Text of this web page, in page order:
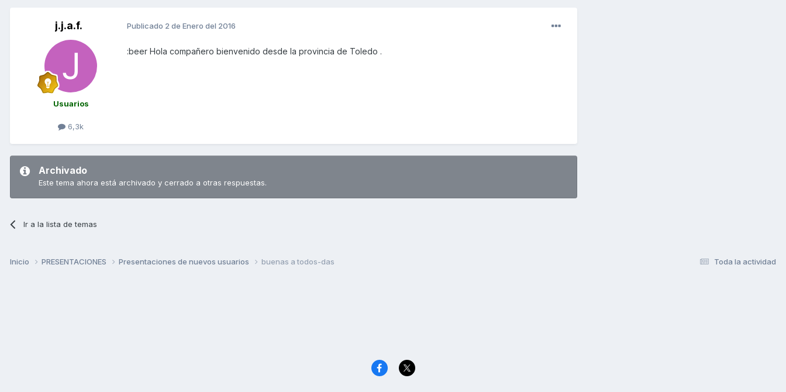
j.j.a.f.
Usuarios
6,3k
Publicado 2 de Enero del 2016
:beer Hola compañero bienvenido desde la provincia de Toledo .
Archivado
Este tema ahora está archivado y cerrado a otras respuestas.
Ir a la lista de temas
Toda la actividad
Inicio PRESENTACIONES Presentaciones de nuevos usuarios buenas a todos-das